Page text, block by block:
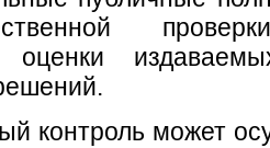
оценки
контроль может